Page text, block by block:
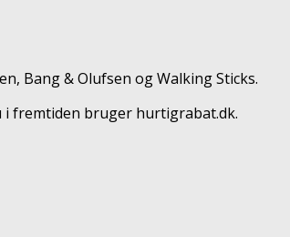
Bang & Olufsen og Walking Sticks.
i fremtiden bruger hurtigrabat.dk.